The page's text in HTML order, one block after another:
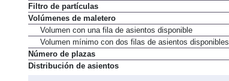
Filtro de partículas
Volúmenes de maletero
Volumen con una fila de asientos disponible
Volumen mínimo con dos filas de asientos disponibles
Número de plazas
Distribución de asientos